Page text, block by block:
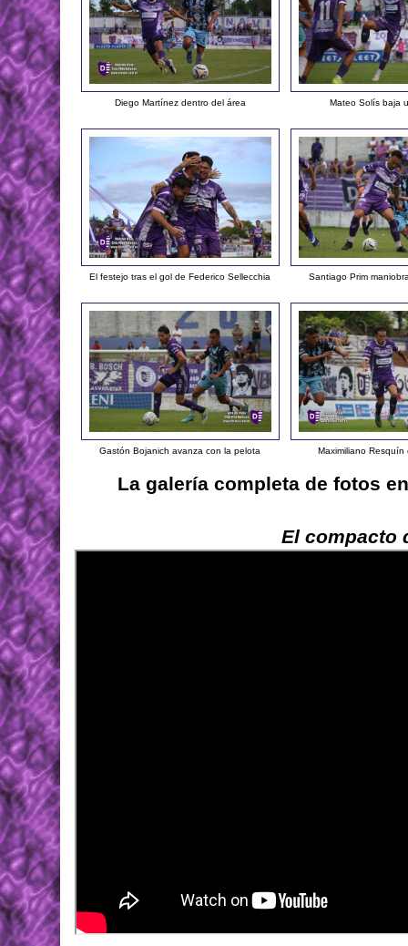
Diego Martínez dentro del área Mateo Solís baja
El festejo tras el gol de Federico Sellecchia Santiago Prim
Gastón Bojanich avanza con la pelota Maximiliano Resquín
La galería completa de fotos
El compacto